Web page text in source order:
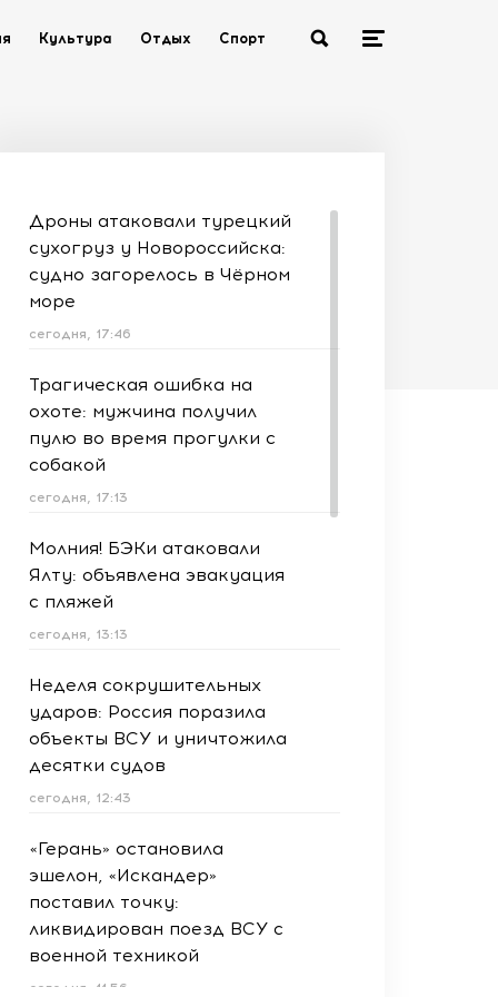
Культура Отдых Спорт
Дроны атаковали турецкий
сухогруз у Новороссийска:
судно загорелось в Чёрном
море
сегодня, 17:46
Трагическая ошибка на
охоте: мужчина получил
пулю во время прогулки с
собакой
сегодня, 17:13
Молния! БЭКи атаковали
Ялту: объявлена эвакуация
с пляжей
сегодня, 13:13
Неделя сокрушительных
ударов: Россия поразила
объекты ВСУ и уничтожила
десятки судов
сегодня, 12:43
«Герань» остановила
эшелон, «Искандер»
поставил точку:
ликвидирован поезд ВСУ с
военной техникой
сегодня, 11:56